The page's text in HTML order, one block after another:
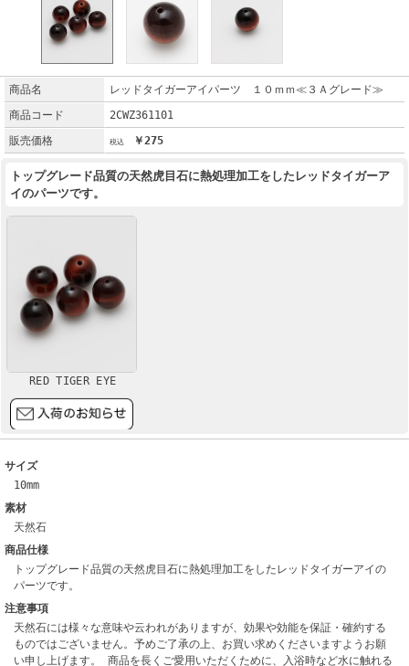
商品名
レッドタイガーアイパーツ １０ｍｍ≪３Ａグレード≫
商品コード
2CWZ361101
販売価格
￥275
トップグレード品質の天然虎目石に熱処理加工をしたレッドタイガーア
イのパーツです。
RED TIGER EYE
サイズ
10mm
素材
天然石
商品仕様
トップグレード品質の天然虎目石に熱処理加工をしたレッドタイガーアイの
パーツです。
注意事項
天然石には様々な意味や云われがありますが、効果や効能を保証・確約する
ものではございません。予めご了承の上、お買い求めくださいますようお願
い申し上げます。 商品を長くご愛用いただくために、入浴時など水に触れる